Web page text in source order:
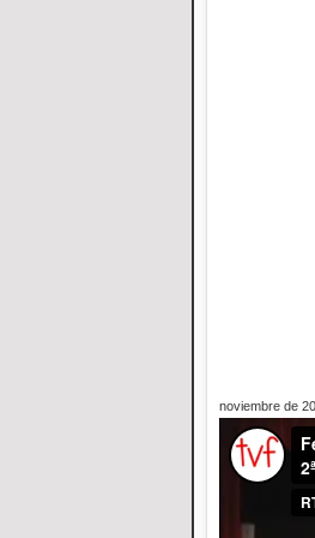
noviembre de